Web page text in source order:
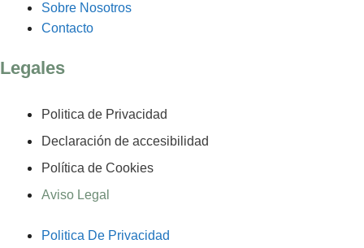
Sobre Nosotros
Contacto
Legales
Politica de Privacidad
Declaración de accesibilidad
Política de Cookies
Aviso Legal
Politica De Privacidad